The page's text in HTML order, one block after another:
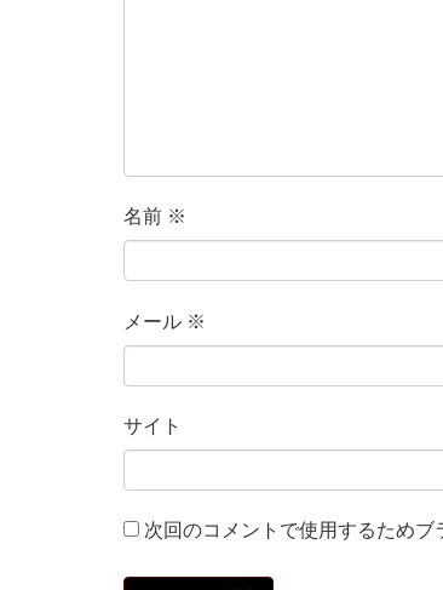
名前 ※
メール ※
サイト
次回のコメントで使用するためブ